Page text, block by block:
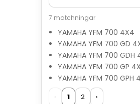
7 matchningar
YAMAHA YFM 700 4X4
YAMAHA YFM 700 GD
YAMAHA YFM 700 GDH
YAMAHA YFM 700 GP
YAMAHA YFM 700 GPH
‹ 1 2 ›